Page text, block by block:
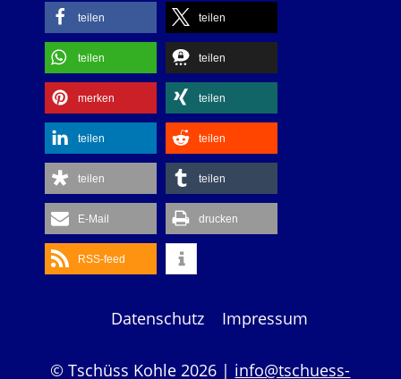
teilen teilen
teilen teilen
merken teilen
teilen teilen
teilen teilen
E-Mail drucken
RSS-feed
Datenschutz Impressum
© Tschüss Kohle 2026 | info@tschuess-